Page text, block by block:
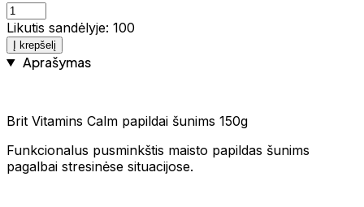
Likutis sandėlyje: 100
Į krepšelį
Aprašymas
Brit Vitamins Calm papildai šunims 150g
Funkcionalus pusminkštis maisto papildas šunims
pagalbai stresinėse situacijose.